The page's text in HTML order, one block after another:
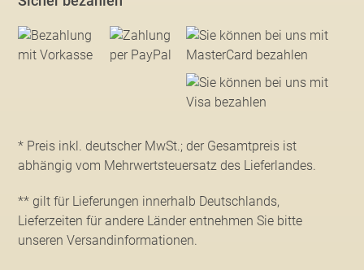
* Preis inkl. deutscher MwSt.; der Gesamtpreis ist
abhängig vom Mehrwertsteuersatz des Lieferlandes.
** gilt für Lieferungen innerhalb Deutschlands,
Lieferzeiten für andere Länder entnehmen Sie bitte
unseren Versandinformationen.